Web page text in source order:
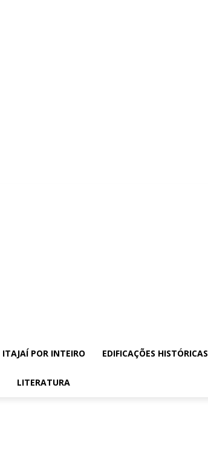
ITAJAÍ POR INTEIRO EDIFICAÇÕES HISTÓRICAS
LITERATURA